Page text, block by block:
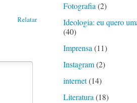
Relatar
Fotografia(2)
Ideologia: eu quero
(40)
Imprensa(11)
Instagram(2)
internet(14)
Literatura(18)